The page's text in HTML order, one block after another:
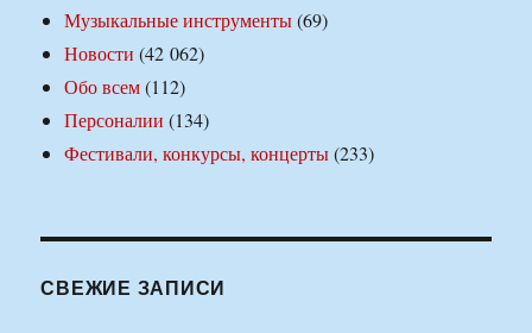
Музыкальные инструменты(69)
Новости (42 062)
Обо всем(112)
Персоналии (134)
Фестивали, конкурсы, концерты(233)
СВЕЖИЕ ЗАПИСИ